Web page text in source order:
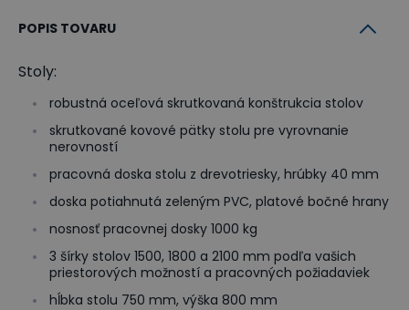
POPIS TOVARU
Stoly:
robustná oceľová skrutkovaná konštrukcia stolov
skrutkované kovové pätky stolu pre vyrovnanie
nerovností
pracovná doska stolu z drevotriesky, hrúbky 40 mm
doska potiahnutá zeleným PVC, platové bočné hrany
nosnosť pracovnej dosky 1000 kg
3 šírky stolov 1500, 1800 a 2100 mm podľa vašich
priestorových možností a pracovných požiadaviek
hĺbka stolu 750 mm, výška 800 mm